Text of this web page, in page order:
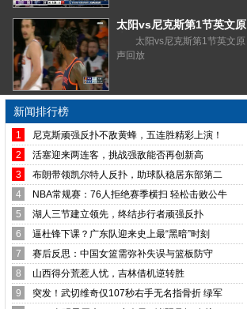
太阳vs尼克斯第1节英文原
声回放太阳vs尼克斯第1节英文原
声回放
新闻排行榜
1
尼克斯顽强反扑不敌黄蜂，五连胜精彩上演！
2
活塞迎来两连客，挑战强敌能否再创新高
3
布朗带领凯尔特人反扑，助球队稳居东部第二
4
NBA常规赛：76人拒绝赛季横扫 轻松击败公牛
5
湖人三节建立领先，终结步行者顽强反扑
6
逼杜锋下课？广东队迎来史上最“黑暗”时刻
7
赛后反思：中国女篮需弥补失误与篮板防守
8
山西得分荒惹人忧，吉林借机逆转胜
9
突发！武切维奇仅107秒右手无名指骨折 绿军